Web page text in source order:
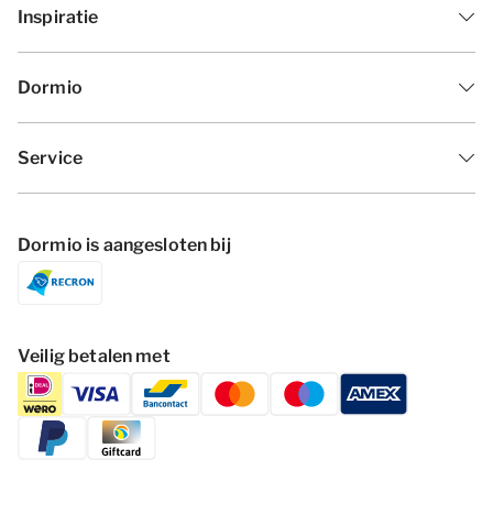
Inspiratie
Dormio
Service
Dormio is aangesloten bij
Veilig betalen met